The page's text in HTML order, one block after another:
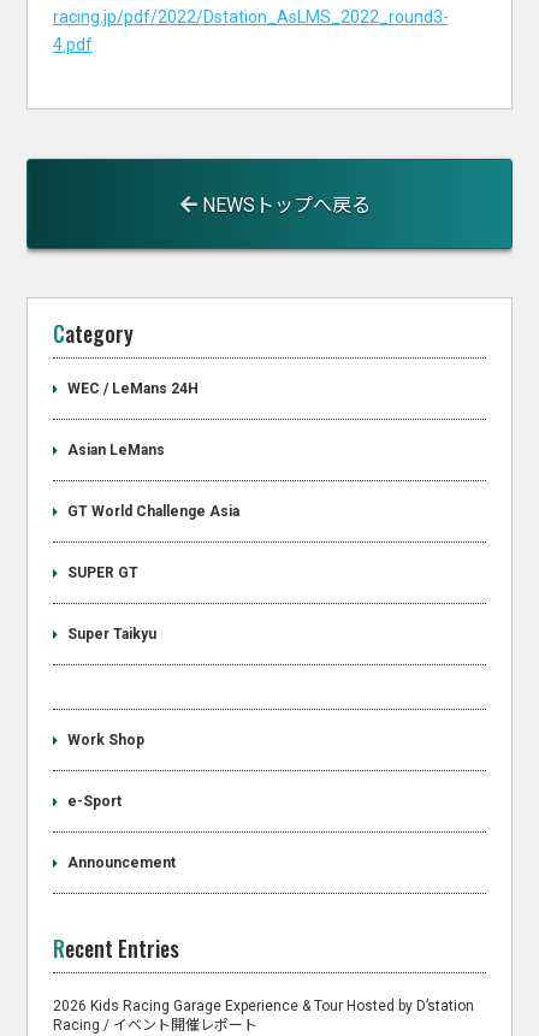
racing.jp/pdf/2022/Dstation_AsLMS_2022_round3-
4.pdf
NEWSトップへ戻る
Category
WEC / LeMans 24H
Asian LeMans
GT World Challenge Asia
SUPER GT
Super Taikyu
Work Shop
e-Sport
Announcement
Recent Entries
2026 Kids Racing Garage Experience & Tour Hosted by D’station
Racing / イベント開催レポート